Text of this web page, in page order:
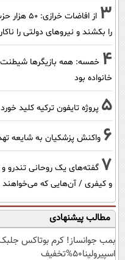
3
از
را بکشند و نیرو‌های دولتی را
4 خمسه: همه بازیگرها شیطنت
خانواده بود
5 پروژه تایفون ترکیه کلید خورد
6 واکنش پزشکیان به شایعه
7
و کیفری / آن‌هایی که می‌خواهند به ۲۵۰ هزار نفر بپیوندند
مطالب پیشنهادی
بمب جوانساز! کرم بوتاکس
اسپیرولینا50%تخفیف